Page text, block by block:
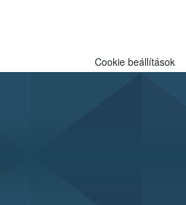
Cookie beállítások